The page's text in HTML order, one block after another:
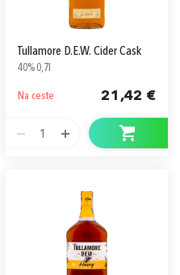
Tullamore D.E.W. Cider Cask
40% 0,7l
Na ceste 21,42 €
1